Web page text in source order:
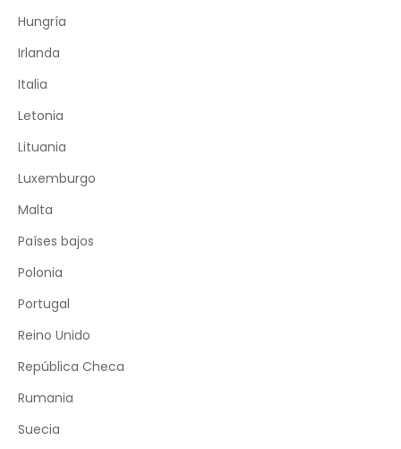
Hungría
Irlanda
Italia
Letonia
Lituania
Luxemburgo
Malta
Países bajos
Polonia
Portugal
Reino Unido
República Checa
Rumania
Suecia